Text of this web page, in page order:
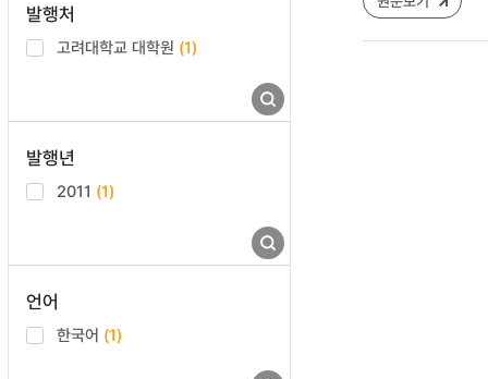
발행처
고려대학교 대학원 (1)
발행년
2011 (1)
언어
한국어 (1)